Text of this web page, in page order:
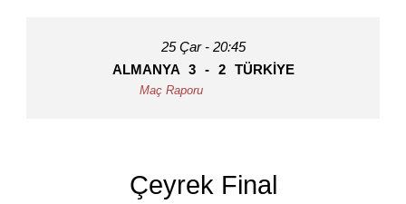
25 Çar - 20:45
ALMANYA
3 - 2 TÜRKIYE
Çeyrek Final